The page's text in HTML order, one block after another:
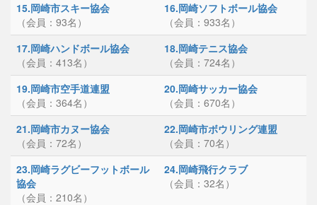
15.岡崎市スキー協会
（会員：93名）
16.岡崎ソフトボール協会
（会員：933名）
17.岡崎ハンドボール協会
（会員：413名）
18.岡崎テニス協会
（会員：724名）
19.岡崎市空手道連盟
（会員：364名）
20.岡崎サッカー協会
（会員：670名）
21.岡崎市カヌー協会
（会員：72名）
22.岡崎市ボウリング連盟
（会員：70名）
23.岡崎ラグビーフットボール
協会
（会員：210名）
24.岡崎飛行クラブ
（会員：32名）